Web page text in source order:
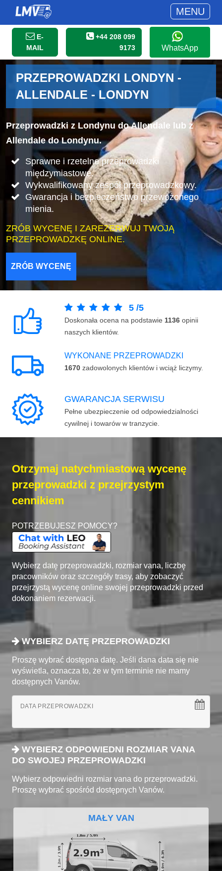
MENU
E-
MAIL
+44 208 099
9173
WhatsApp
PRZEPROWADZKI LONDYN -
ALLENDALE - LONDYN
Przeprowadzki z Londynu do Allendale lub z
Allendale do Londynu.
Sprawne i rzetelne przeprowadzki
międzymiastowe.
Wykwalifikowany zespół przeprowadzkowy.
Gwarancja i bezpieczeństwo przewożonego
mienia.
ZRÓB WYCENĘ I ZAREZERWUJ TWOJĄ
PRZEPROWADZKĘ ONLINE.
ZRÓB WYCENĘ
5 /5
Doskonała ocena na podstawie 1136 opinii
naszych klientów.
WYKONANE PRZEPROWADZKI
1670 zadowolonych klientów i wciąż liczymy.
GWARANCJA SERWISU
Pełne ubezpieczenie od odpowiedzialności
cywilnej i towarów w tranzycie.
Otrzymaj natychmiastową wycenę
przeprowadzki z przejrzystym
cennikiem
POTRZEBUJESZ POMOCY?
Wybierz datę przeprowadzki, rozmiar vana, liczbę
pracowników oraz szczegóły trasy, aby zobaczyć
przejrzystą wycenę online swojej przeprowadzki przed
dokonaniem rezerwacji.
WYBIERZ DATĘ PRZEPROWADZKI
Proszę wybrać dostępna datę. Jeśli dana data się nie
wyświetla, oznacza to, że w tym terminie nie mamy
dostępnych Vanów.
DATA PRZEPROWADZKI
WYBIERZ ODPOWIEDNI ROZMIAR VANA
DO SWOJEJ PRZEPROWADZKI
Wybierz odpowiedni rozmiar vana do przeprowadzki.
Proszę wybrać spośród dostępnych Vanów.
MAŁY VAN